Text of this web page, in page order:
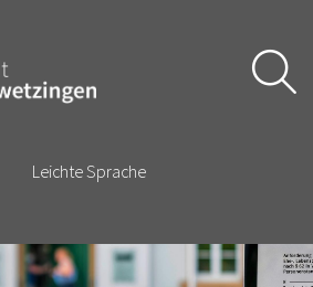
Leichte Sprache